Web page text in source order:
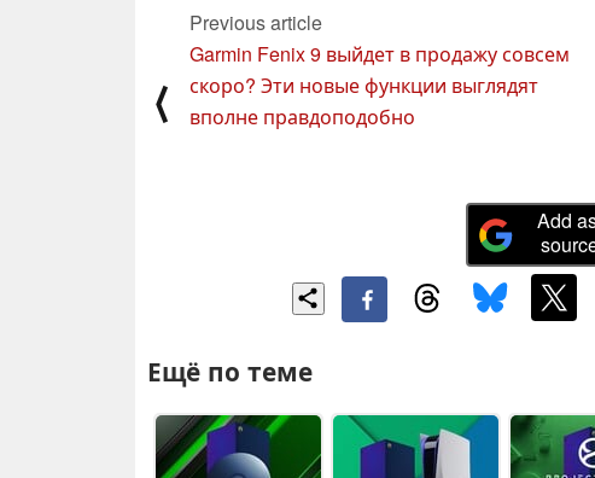
⟨
Previous article
Garmin Fenix 9 выйдет в продажу совсем
скоро? Эти новые функции выглядят
вполне правдоподобно
Add
Ещё по теме